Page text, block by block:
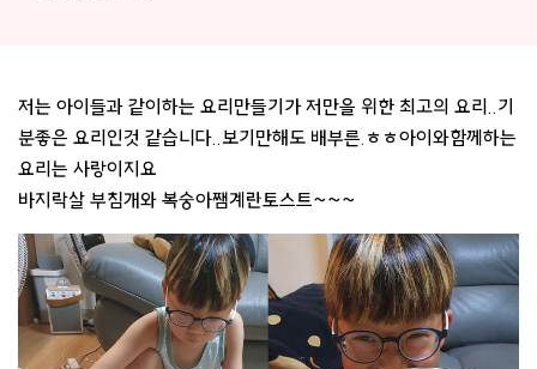
저는 아이들과 같이하는 요리만들기가 저만을 위한 최고의 요리..기
분좋은 요리인것 같습니다..보기만해도 배부른.ㅎㅎ아이와함께하는
요리는 사랑이지요
바지락살 부침개와 복숭아쨈계란토스트~~~